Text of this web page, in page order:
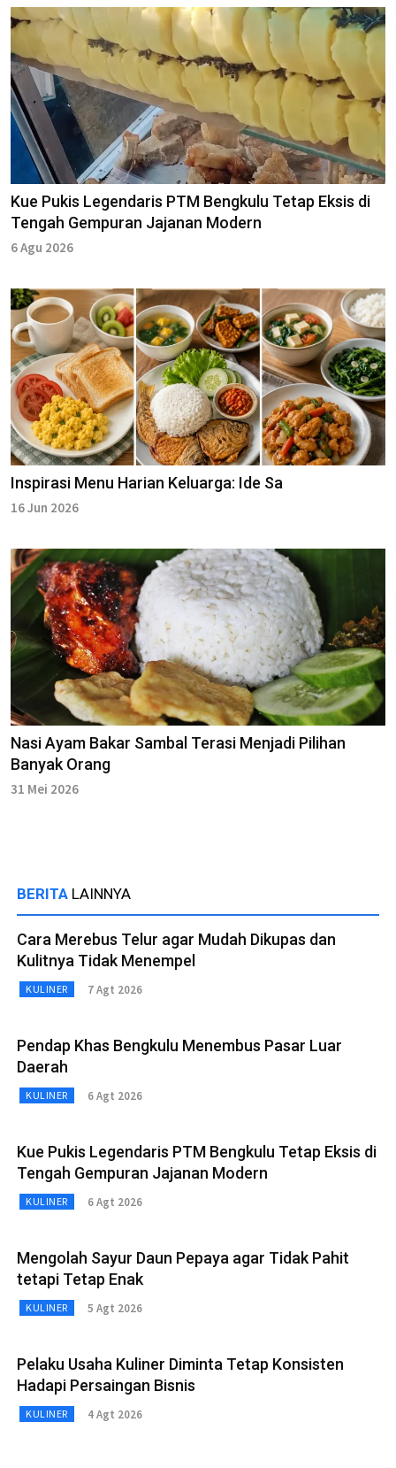
Kue Pukis Legendaris PTM Bengkulu Tetap Eksis di
Tengah Gempuran Jajanan Modern
6 Agu 2026
Inspirasi Menu Harian Keluarga: Ide Sa
16 Jun 2026
Nasi Ayam Bakar Sambal Terasi Menjadi Pilihan
Banyak Orang
31 Mei 2026
BERITA LAINNYA
Cara Merebus Telur agar Mudah Dikupas dan
Kulitnya Tidak Menempel
KULINER 7 Agt 2026
Pendap Khas Bengkulu Menembus Pasar Luar
Daerah
KULINER 6 Agt 2026
Kue Pukis Legendaris PTM Bengkulu Tetap Eksis di
Tengah Gempuran Jajanan Modern
KULINER 6 Agt 2026
Mengolah Sayur Daun Pepaya agar Tidak Pahit
tetapi Tetap Enak
KULINER 5 Agt 2026
Pelaku Usaha Kuliner Diminta Tetap Konsisten
Hadapi Persaingan Bisnis
KULINER 4 Agt 2026